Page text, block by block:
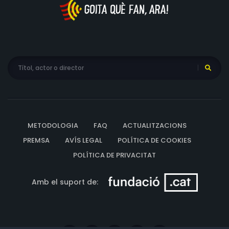
Piazzi, Armand Schultz, Jerry Lobrow, Mark Pinelli
METODOLOGIA FAQ
ACTUALITZACIONS
PREMSA
AVÍS LEGAL
POLÍTICA DE COOKIES
POLÍTICA DE PRIVACITAT
Amb el suport de: